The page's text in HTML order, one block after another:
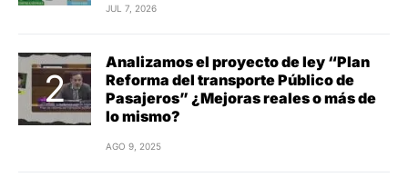
JUL 7, 2026
Analizamos el proyecto de ley “Plan
Reforma del transporte Público de
Pasajeros” ¿Mejoras reales o más de
lo mismo?
AGO 9, 2025